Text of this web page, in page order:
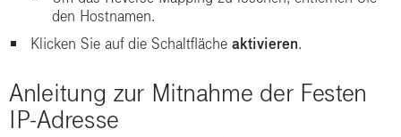
den Hostnamen.
Klicken Sie auf die Schaltfläche aktivieren.
Anleitung zur Mitnahme der Festen
IP-Adresse